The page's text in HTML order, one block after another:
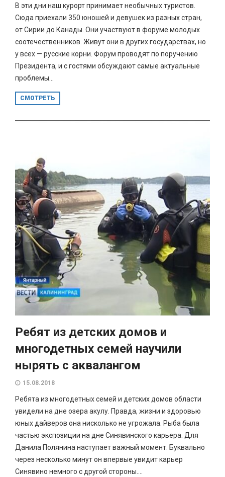
В эти дни наш курорт принимает необычных туристов.
Сюда приехали 350 юношей и девушек из разных стран,
от Сирии до Канады. Они участвуют в форуме молодых
соотечественников. Живут они в других государствах, но
у всех — русские корни. Форум проводят по поручению
Президента, и с гостями обсуждают самые актуальные
проблемы...
СМОТРЕТЬ
Ребят из детских домов и
многодетных семей научили
нырять с аквалангом
15.08.2018
Ребята из многодетных семей и детских домов области
увидели на дне озера акулу. Правда, жизни и здоровью
юных дайверов она нисколько не угрожала. Рыба была
частью экспозиции на дне Синявинского карьера. Для
Данила Полянина наступает важный момент. Буквально
через несколько минут он впервые увидит карьер
Синявино немного с другой стороны....